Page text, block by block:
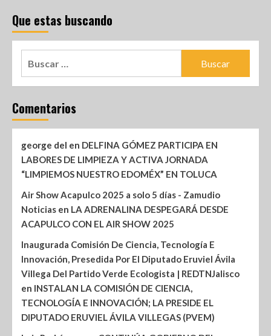
Que estas buscando
Comentarios
george del en DELFINA GÓMEZ PARTICIPA EN
LABORES DE LIMPIEZA Y ACTIVA JORNADA
“LIMPIEMOS NUESTRO EDOMÉX” EN TOLUCA
Air Show Acapulco 2025 a solo 5 días - Zamudio
Noticias en LA ADRENALINA DESPEGARÁ DESDE
ACAPULCO CON EL AIR SHOW 2025
Inaugurada Comisión De Ciencia, Tecnología E
Innovación, Presedida Por El Diputado Eruviel Ávila
Villega Del Partido Verde Ecologista | REDTNJalisco
en INSTALAN LA COMISIÓN DE CIENCIA,
TECNOLOGÍA E INNOVACIÓN; LA PRESIDE EL
DIPUTADO ERUVIEL ÁVILA VILLEGAS (PVEM)